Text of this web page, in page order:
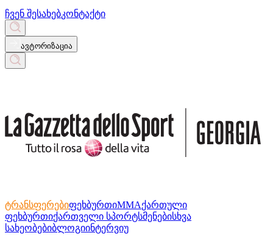
ჩვენ შესახებკონტაქტი
ავტორიზაცია
ტრანსფერებიფეხბურთიMMAქართული
ფეხბურთიქართველი სპორტსმენებისხვა
სახეობებიბლოგიინტერვიუ